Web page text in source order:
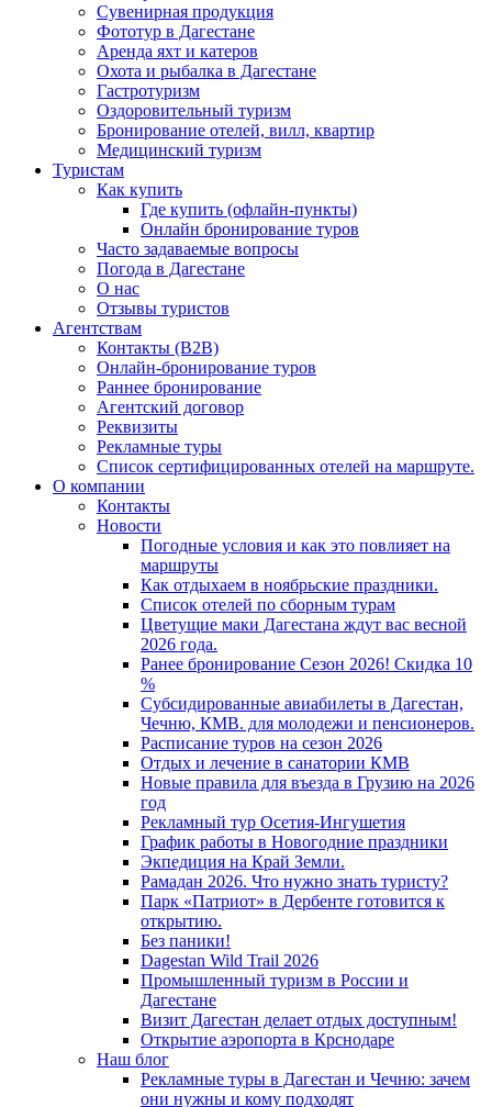
Сувенирная продукция
Фототур в Дагестане
Аренда яхт и катеров
Охота и рыбалка в Дагестане
Гастротуризм
Оздоровительный туризм
Бронирование отелей, вилл, квартир
Медицинский туризм
Туристам
Как купить
Где купить (офлайн-пункты)
Онлайн бронирование туров
Часто задаваемые вопросы
Погода в Дагестане
О нас
Отзывы туристов
Агентствам
Контакты (B2B)
Онлайн-бронирование туров
Раннее бронирование
Агентский договор
Реквизиты
Рекламные туры
Список сертифицированных отелей на маршруте.
О компании
Контакты
Новости
Погодные условия и как это повлияет на
маршруты
Как отдыхаем в ноябрьские праздники.
Список отелей по сборным турам
Цветущие маки Дагестана ждут вас весной
2026 года.
Ранее бронирование Сезон 2026! Скидка 10
%
Субсидированные авиабилеты в Дагестан,
Чечню, КМВ. для молодежи и пенсионеров.
Расписание туров на сезон 2026
Отдых и лечение в санатории КМВ
Новые правила для въезда в Грузию на 2026
год
Рекламный тур Осетия-Ингушетия
График работы в Новогодние праздники
Экпедиция на Край Земли.
Рамадан 2026. Что нужно знать туристу?
Парк «Патриот» в Дербенте готовится к
открытию.
Без паники!
Dagestan Wild Trail 2026
Промышленный туризм в России и
Дагестане
Визит Дагестан делает отдых доступным!
Открытие аэропорта в Крснодаре
Наш блог
Рекламные туры в Дагестан и Чечню: зачем
они нужны и кому подходят